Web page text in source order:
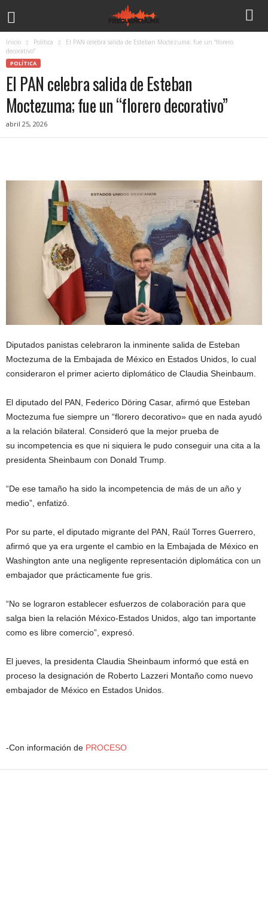
Inicio Política
El PAN celebra salida de Esteban Moctezuma; fue un “florero
decorativo”
POLÍTICA
El PAN celebra salida de Esteban
Moctezuma; fue un “florero decorativo”
abril 25, 2026
Diputados panistas celebraron la inminente salida de Esteban
Moctezuma de la Embajada de México en Estados Unidos, lo cual
consideraron el primer acierto diplomático de Claudia Sheinbaum.
El diputado del PAN, Federico Döring Casar, afirmó que Esteban
Moctezuma fue siempre un “florero decorativo» que en nada ayudó
a la relación bilateral. Consideró que la mejor prueba de
su incompetencia es que ni siquiera le pudo conseguir una cita a la
presidenta Sheinbaum con Donald Trump.
“De ese tamaño ha sido la incompetencia de más de un año y
medio”, enfatizó.
Por su parte, el diputado migrante del PAN, Raúl Torres Guerrero,
afirmó que ya era urgente el cambio en la Embajada de México en
Washington ante una negligente representación diplomática con un
embajador que prácticamente fue gris.
“No se lograron establecer esfuerzos de colaboración para que
salga bien la relación México-Estados Unidos, algo tan importante
como es libre comercio”, expresó.
El jueves, la presidenta Claudia Sheinbaum informó que está en
proceso la designación de Roberto Lazzeri Montaño como nuevo
embajador de México en Estados Unidos.
-Con información de PROCESO